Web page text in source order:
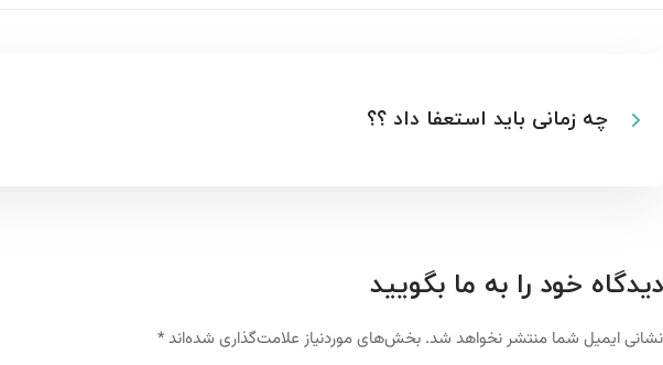
چه زمانی باید استعفا داد ؟؟
دیدگاه خود را به ما بگویید
نشانی ایمیل شما منتشر نخواهد شد. بخش‌های موردنیاز علامت‌گذاری شده‌اند*